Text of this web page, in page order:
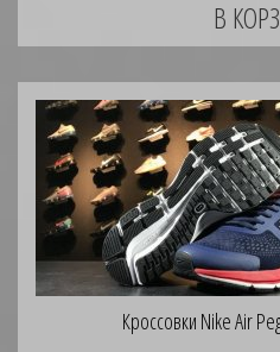
Кроссовки Nike Air